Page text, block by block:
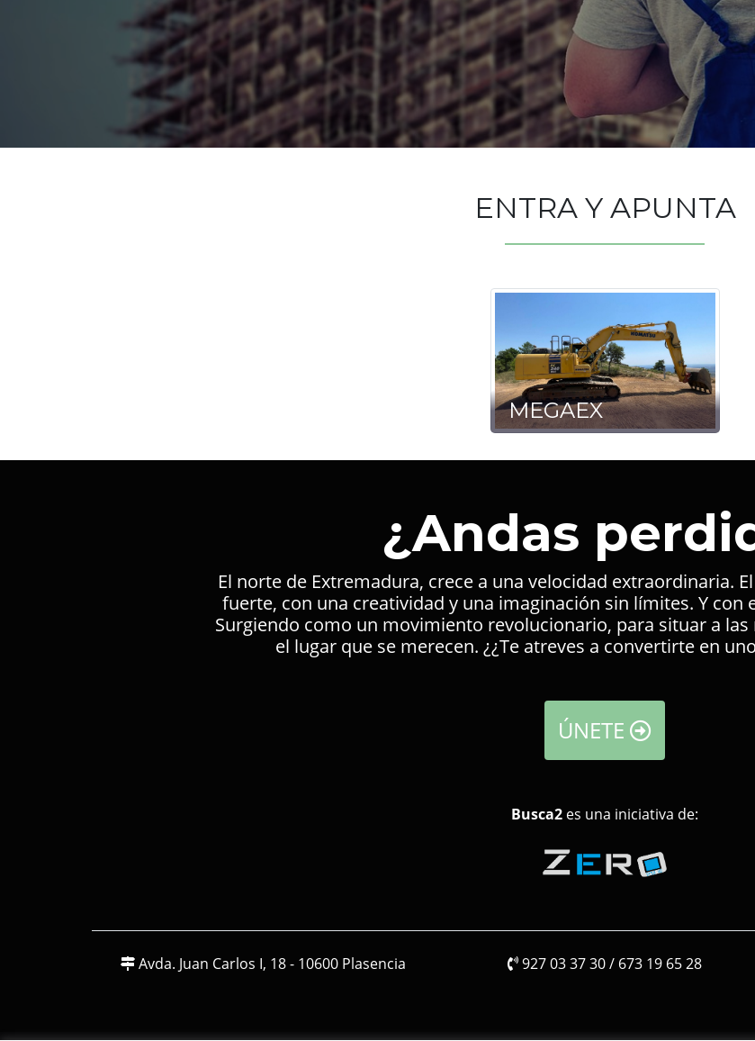
ENTRA Y APUNTA
MEGAEX
¿Andas
El norte de Extremadura, crece a una velocidad extraordinaria.
fuerte, con una creatividad y una imaginación sin límites. Y con
Surgiendo como un movimiento revolucionario, para situar a las
el lugar que se merecen. ¿¿Te atreves a convertirte en
ÚNETE
Busca2 es una iniciativa de:
Avda. Juan Carlos I, 18 - 10600 Plasencia 927 03 37 30 / 673 19 65 28